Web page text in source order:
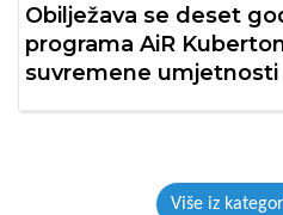
Obilježava se deset
programa AiR
suvremene umjetnosti
Više iz